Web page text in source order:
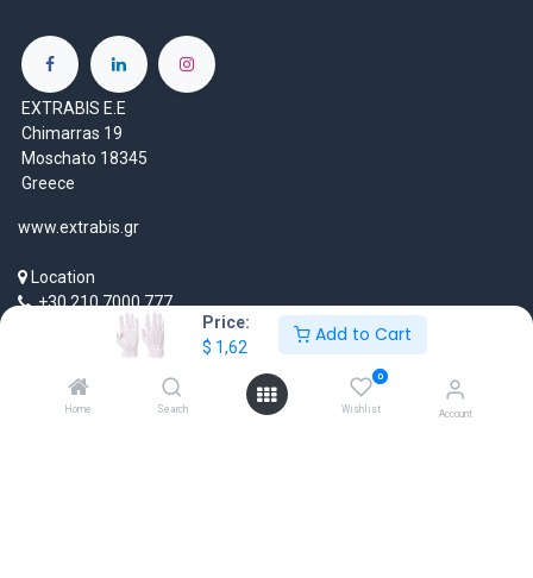
Price:
$ 1,62
Add to Cart
Home Search
0
Wishlist Account
EXTRABIS E.E
Chimarras 19
Moschato 18345
Greece
www.extrabis.gr
Location
+30 210 7000 777
gr@extrabis.com